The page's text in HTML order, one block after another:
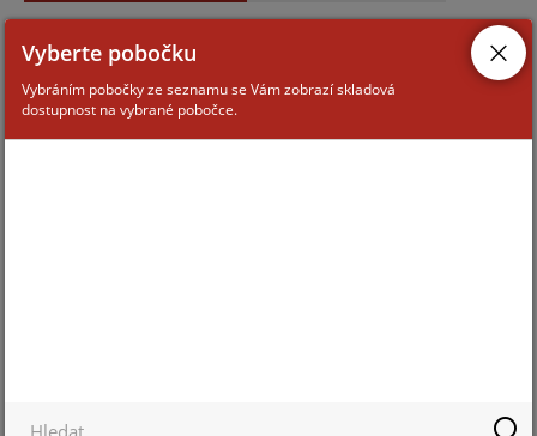
EXPLORER-BUS-1200
Vyberte pobočku
Vybráním pobočky ze seznamu se Vám zobrazí skladová
dostupnost na vybrané pobočce.